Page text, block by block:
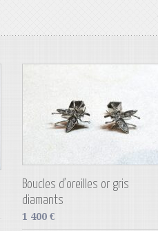
Boucles d’oreilles or gris
diamants
1 400 €